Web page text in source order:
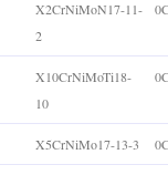
X2CrNiMoN17-11-
2
X10CrNiMoTi18-
10
X5CrNiMo17-13-3